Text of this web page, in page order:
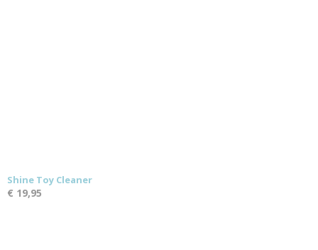
Shine Toy Cleaner
€ 19,95